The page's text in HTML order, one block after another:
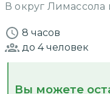
В округ Лимассола
8 часов
до 4человек
Вы можете